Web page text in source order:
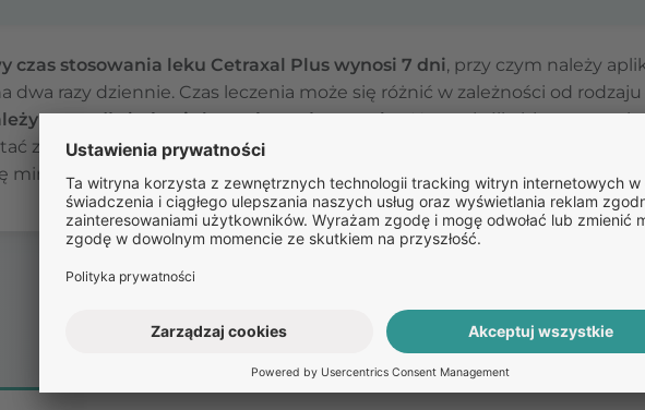
czas stosowania leku Cetraxal Plus wynosi 7 dni, przy czym należy
dwa razy dziennie. Czas leczenia może się różnić w zależności od
go wydłużać ani skracać na własną rękę.Nawet jeśli objawy ustąpią
zakończona, aby zapobiec nawrotowi infekcji i rozwojowi oporności
mimo leczenia, konieczna jest ponowna konsultacja medyczna.
Pozostałepytania: